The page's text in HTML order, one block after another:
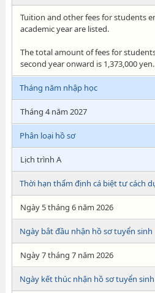
Tuition and other fees for students
academic year are listed.
The total amount of fees for
second year onward is 1,373,000 yen.
Tháng năm nhập học
Tháng 4 năm 2027
Phân loại hồ sơ
Lịch trình A
Thời hạn thẩm định cá biệt tư cách
Ngày 5 tháng 6 năm 2026
Ngày bắt đầu nhận hồ sơ tuyển sinh
Ngày 7 tháng 7 năm 2026
Ngày kết thúc nhận hồ sơ tuyển sinh